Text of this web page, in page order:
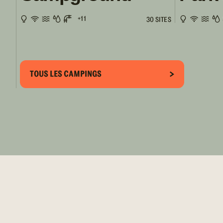
+11 30 SITES
TOUS LES CAMPINGS